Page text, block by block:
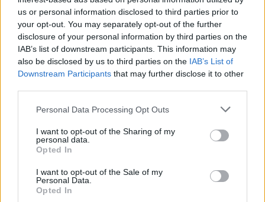
us or personal information disclosed to third parties prior to
your opt-out. You may separately opt-out of the further
disclosure of your personal information by third parties on the
IAB’s list of downstream participants. This information may
also be disclosed by us to third parties on the IAB’s List of
Downstream Participants that may further disclose it to other
Please note that this website/app uses one or more Google
not limited to your visit or usage behaviour. You may click to
grant or deny consent to Google and its third-party tags to
use your data for below specified purposes in below Google
consent section.
Personal Data Processing Opt Outs
I want to opt-out of the Sharing of my
personal data.
Opted In
I want to opt-out of the Sale of my
Personal Data.
Opted In
Pełny harmonogram rozgrywek dostępny jest tutaj:Jarosław > Klasa A
Przeworsk - terminarz.
Informacje o składach i strzelcach
W miarę dostępności danych, publikujemyskłady wyjściowe,
rezerwowych, zmiany oraz listę strzelców bramek. Informacje te
Jeśli jesteś kibicem klubu Alabaster Łopuszka Wielka lub MKS Kańczuga -
zaglądaj tutaj częściej. Nasz serwis regularnie dostarcza informacje o
terminach meczów, wynikach, transferach i newsach klubowych
PodkarpacieLive.pl to największa baza
bądź na bieżąco z wydarzeniami z boisk!
Analiza przed meczem: Alabaster Łopuszka Wielka vs MKS